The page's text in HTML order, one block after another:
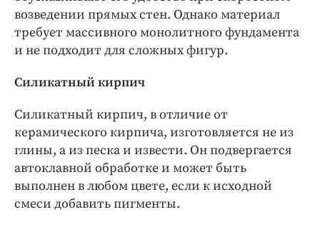
возведении прямых стен. Однако материал
требует массивного монолитного фундамента
и не подходит для сложных фигур.
Силикатный кирпич
Силикатный кирпич, в отличие от
керамического кирпича, изготовляется не из
глины, а из песка и извести. Он подвергается
автоклавной обработке и может быть
выполнен в любом цвете, если к исходной
смеси добавить пигменты.